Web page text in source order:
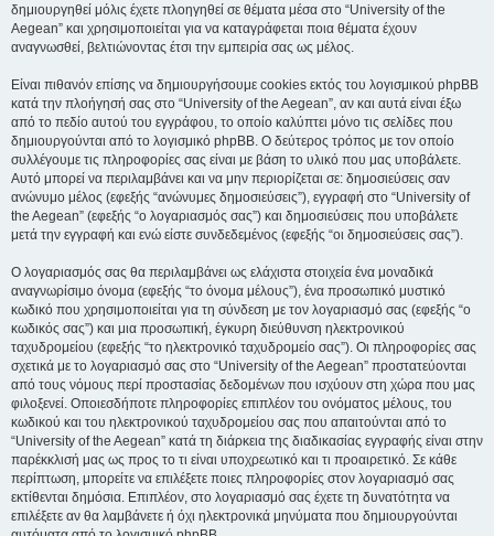
δημιουργηθεί μόλις έχετε πλοηγηθεί σε θέματα μέσα στο “University of the
Aegean” και χρησιμοποιείται για να καταγράφεται ποια θέματα έχουν
αναγνωσθεί, βελτιώνοντας έτσι την εμπειρία σας ως μέλος.
Είναι πιθανόν επίσης να δημιουργήσουμε cookies εκτός του λογισμικού phpBB
κατά την πλοήγησή σας στο “University of the Aegean”, αν και αυτά είναι έξω
από το πεδίο αυτού του εγγράφου, το οποίο καλύπτει μόνο τις σελίδες που
δημιουργούνται από το λογισμικό phpBB. Ο δεύτερος τρόπος με τον οποίο
συλλέγουμε τις πληροφορίες σας είναι με βάση το υλικό που μας υποβάλετε.
Αυτό μπορεί να περιλαμβάνει και να μην περιορίζεται σε: δημοσιεύσεις σαν
ανώνυμο μέλος (εφεξής “ανώνυμες δημοσιεύσεις”), εγγραφή στο “University of
the Aegean” (εφεξής “ο λογαριασμός σας”) και δημοσιεύσεις που υποβάλετε
μετά την εγγραφή και ενώ είστε συνδεδεμένος (εφεξής “οι δημοσιεύσεις σας”).
Ο λογαριασμός σας θα περιλαμβάνει ως ελάχιστα στοιχεία ένα μοναδικά
αναγνωρίσιμο όνομα (εφεξής “το όνομα μέλους”), ένα προσωπικό μυστικό
κωδικό που χρησιμοποιείται για τη σύνδεση με τον λογαριασμό σας (εφεξής “ο
κωδικός σας”) και μια προσωπική, έγκυρη διεύθυνση ηλεκτρονικού
ταχυδρομείου (εφεξής “το ηλεκτρονικό ταχυδρομείο σας”). Οι πληροφορίες σας
σχετικά με το λογαριασμό σας στο “University of the Aegean” προστατεύονται
από τους νόμους περί προστασίας δεδομένων που ισχύουν στη χώρα που μας
φιλοξενεί. Οποιεσδήποτε πληροφορίες επιπλέον του ονόματος μέλους, του
κωδικού και του ηλεκτρονικού ταχυδρομείου σας που απαιτούνται από το
“University of the Aegean” κατά τη διάρκεια της διαδικασίας εγγραφής είναι στην
παρέκκλισή μας ως προς το τι είναι υποχρεωτικό και τι προαιρετικό. Σε κάθε
περίπτωση, μπορείτε να επιλέξετε ποιες πληροφορίες στον λογαριασμό σας
εκτίθενται δημόσια. Επιπλέον, στο λογαριασμό σας έχετε τη δυνατότητα να
επιλέξετε αν θα λαμβάνετε ή όχι ηλεκτρονικά μηνύματα που δημιουργούνται